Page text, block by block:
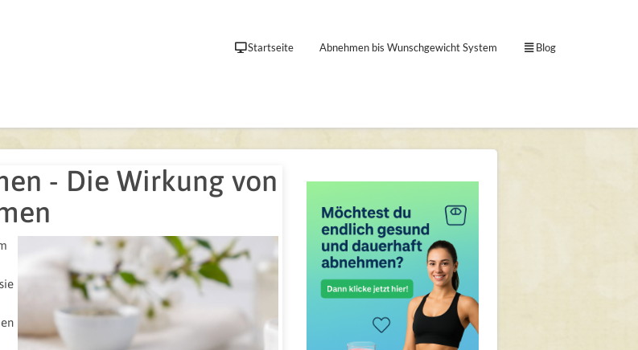
Startseite Abnehmen bis Wunschgewicht System Blog
- Die Wirkung von